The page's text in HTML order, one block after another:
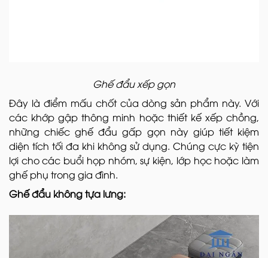
Ghế đẩu xếp gọn
Đây là điểm mấu chốt của dòng sản phẩm này. Với
các khớp gập thông minh hoặc thiết kế xếp chồng,
những chiếc ghế đẩu gấp gọn này giúp tiết kiệm
diện tích tối đa khi không sử dụng. Chúng cực kỳ tiện
lợi cho các buổi họp nhóm, sự kiện, lớp học hoặc làm
ghế phụ trong gia đình.
Ghế đẩu không tựa lưng: